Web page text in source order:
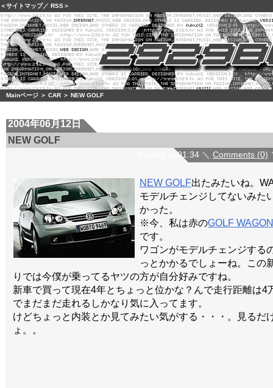
＜サイトマップ／ RSS＞
Mainページ ＞ CAR ＞ NEW GOLF
2004年06月12日
NEW GOLF
Posted at 01:34 ＼ Comments (0)
NEW GOLF出たみたいね。
モデルチェンジしてないみた
かった。
※今、私は赤のGOLF WAGON
です。
ワゴンがモデルチェンジする
っとかかるでしょーね。この
りでは今僕が乗ってるヤツの方が自分好みですね。
新車で買って現在4年とちょっと位かな？んで走行距離は4
でまだまだ走れるしかなり気に入ってます。
けどちょっと内装とか見てみたい気がする・・・。見るだ
ょ。。